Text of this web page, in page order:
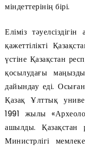
міндеттерінің бірі.
Еліміз
қажеттілікті
үстіне Қазақстан
қосылудағы
дайындау еді.
Қазақ Ұлттық
1991 жылы
ашылды. Қазақстан
Министрлігі